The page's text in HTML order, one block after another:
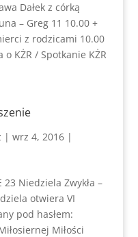
Dałek z córką
– Greg 11 10.00 +
z rodzicami 10.00
KŻR / Spotkanie KŻR
| wrz 4, 2016|
23 Niedziela Zwykła –
otwiera VI
pod hasłem:
Miłości